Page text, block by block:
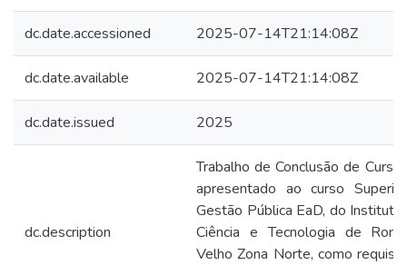
dc.date.accessioned 2025-07-14T21:14:08Z
dc.date.available 2025-07-14T21:14:08Z
dc.date.issued 2025
dc.description
Trabalho de Conclusão de
apresentado ao curso
Gestão Pública EaD, do
Ciência e Tecnologia de
Velho Zona Norte, como